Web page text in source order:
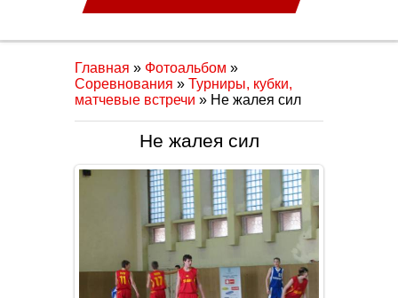
Главная » Фотоальбом »
Соревнования » Турниры, кубки,
матчевые встречи » Не жалея сил
Не жалея сил